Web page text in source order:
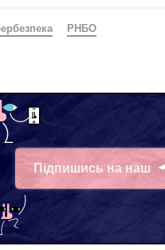
РНБО
Підпишись на наш
Telegram